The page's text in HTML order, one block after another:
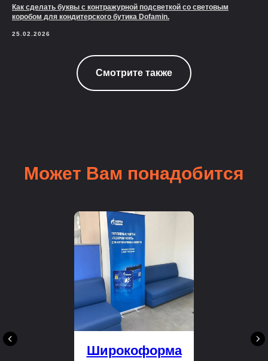
Как сделать буквы с контражурной подсветкой со световым
коробом для кондитерского бутика Dofamin.
25.02.2026
Смотрите также
Может Вам понадобится
Широкоформа